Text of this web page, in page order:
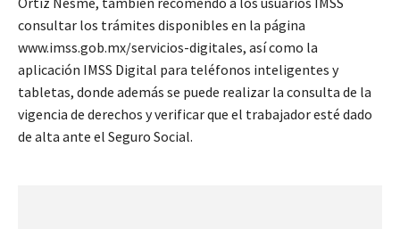
consultar los trámites disponibles en la página
www.imss.gob.mx/servicios-digitales, así como la
aplicación IMSS Digital para teléfonos inteligentes y
tabletas, donde además se puede realizar la consulta de la
vigencia de derechos y verificar que el trabajador esté dado
de alta ante el Seguro Social.